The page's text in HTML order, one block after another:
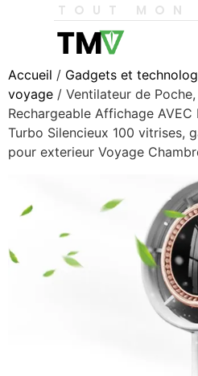
TOUT MON
Accueil / Gadgets et
voyage / Ventilateur de
Rechargeable Affichage
Turbo Silencieux 100 vitrises,
pour exterieur Voyage